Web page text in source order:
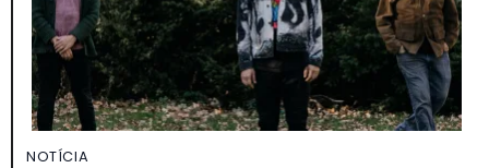
NOTÍCIA